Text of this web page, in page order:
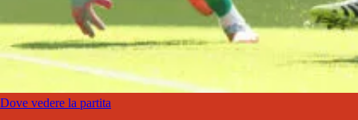
Dove vedere la partita